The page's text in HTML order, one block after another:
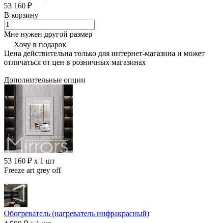
53 160 ₽
В корзину
Мне нужен другой размер
Хочу в подарок
Цена действительна только для интернет-магазина и может
отличаться от цен в розничных магазинах
Дополнительные опции
53 160 ₽ x 1 шт
Freeze art grey off
Обогреватель (нагреватель инфракрасный)